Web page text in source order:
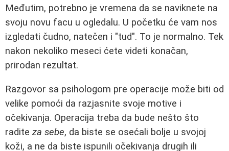
Međutim, potrebno je vremena da se naviknete na
svoju novu facu u ogledalu. U početku će vam nos
izgledati čudno, natečen i "tud". To je normalno. Tek
nakon nekoliko meseci ćete videti konačan,
prirodan rezultat.
Razgovor sa psihologom pre operacije može biti od
velike pomoći da razjasnite svoje motive i
očekivanja. Operacija treba da bude nešto što
radite za sebe, da biste se osećali bolje u svojoj
koži, a ne da biste ispunili očekivanja drugih ili